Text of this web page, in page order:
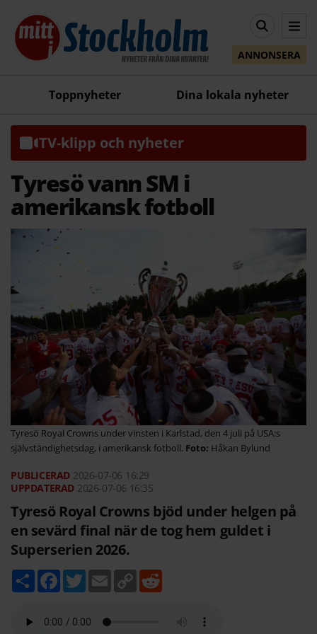
ANNONSERA
Toppnyheter Dina lokala nyheter
TV-klipp och nyheter
Tyresö vann SM i
amerikansk fotboll
Tyresö Royal Crowns under vinsten i Karlstad, den 4 juli på USA:s
självständighetsdag, i amerikansk fotboll.
Håkan Bylund
2026-07-06 16:29
2026-07-06 16:35
Tyresö Royal Crowns bjöd under helgen på
en sevärd final när de tog hem guldet i
Superserien 2026.
D
e
F
b
T
w
t
E
m
C
o